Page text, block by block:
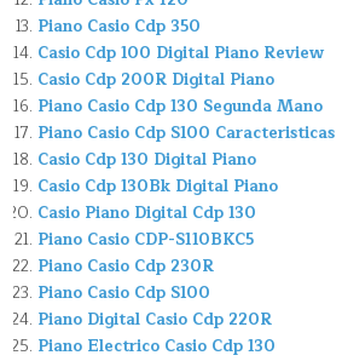
Piano Casio Cdp 350
Casio Cdp 100 Digital Piano Review
Casio Cdp 200R Digital Piano
Piano Casio Cdp 130 Segunda Mano
Piano Casio Cdp S100 Caracteristicas
Casio Cdp 130 Digital Piano
Casio Cdp 130Bk Digital Piano
Casio Piano Digital Cdp 130
Piano Casio CDP-S110BKC5
Piano Casio Cdp 230R
Piano Casio Cdp S100
Piano Digital Casio Cdp 220R
Piano Electrico Casio Cdp 130